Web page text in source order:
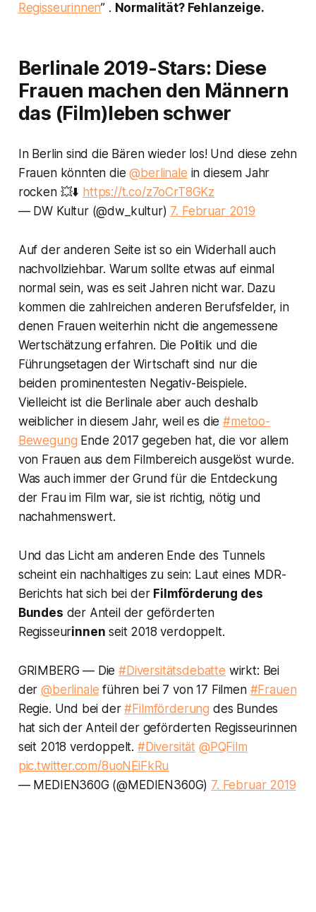
Regisseurinnen” . Normalität? Fehlanzeige.
Berlinale 2019-Stars: Diese
Frauen machen den Männern
das (Film)leben schwer
In Berlin sind die Bären wieder los! Und diese zehn
Frauen könnten die@berlinale in diesem Jahr
rocken 💥⬇️ https://t.co/z7oCrT8GKz
— DW Kultur (@dw_kultur) 7. Februar 2019
Auf der anderen Seite ist so ein Widerhall auch
nachvollziehbar. Warum sollte etwas auf einmal
normal sein, was es seit Jahren nicht war. Dazu
kommen die zahlreichen anderen Berufsfelder, in
denen Frauen weiterhin nicht die angemessene
Wertschätzung erfahren. Die Politik und die
Führungsetagen der Wirtschaft sind nur die
beiden prominentesten Negativ-Beispiele.
Vielleicht ist die Berlinale aber auch deshalb
weiblicher in diesem Jahr, weil es die#metoo-
Bewegung Ende 2017 gegeben hat, die vor allem
von Frauen aus dem Filmbereich ausgelöst wurde.
Was auch immer der Grund für die Entdeckung
der Frau im Film war, sie ist richtig, nötig und
nachahmenswert.
Und das Licht am anderen Ende des Tunnels
scheint ein nachhaltiges zu sein: Laut eines MDR-
Berichts hat sich bei der Filmförderung des
Bundes der Anteil der geförderten
Regisseurinnen seit 2018 verdoppelt.
GRIMBERG — Die#Diversitätsdebatte wirkt: Bei
der@berlinale führen bei 7 von 17 Filmen #Frauen
Regie. Und bei der#Filmförderung des Bundes
hat sich der Anteil der geförderten Regisseurinnen
seit 2018 verdoppelt. #Diversität @PQFilm
pic.twitter.com/8uoNEiFkRu
— MEDIEN360G (@MEDIEN360G) 7. Februar 2019